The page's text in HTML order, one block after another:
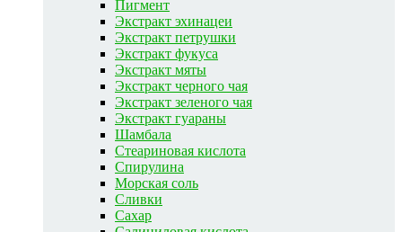
Пигмент
Экстракт эхинацеи
Экстракт петрушки
Экстракт фукуса
Экстракт мяты
Экстракт черного чая
Экстракт зеленого чая
Экстракт гуараны
Шамбала
Стеариновая кислота
Спирулина
Морская соль
Сливки
Сахар